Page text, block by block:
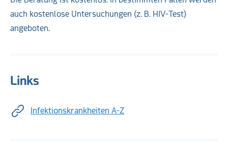
auch kostenlose Untersuchungen (z. B. HIV-Test)
angeboten.
Links
Infektionskrankheiten A-Z